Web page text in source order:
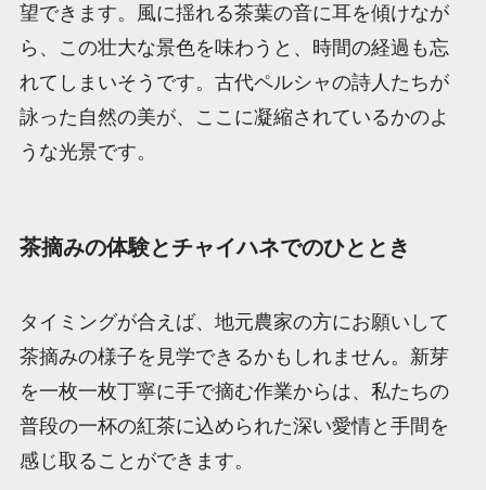
望できます。風に揺れる茶葉の音に耳を傾けなが
ら、この壮大な景色を味わうと、時間の経過も忘
れてしまいそうです。古代ペルシャの詩人たちが
詠った自然の美が、ここに凝縮されているかのよ
うな光景です。
茶摘みの体験とチャイハネでのひととき
タイミングが合えば、地元農家の方にお願いして
茶摘みの様子を見学できるかもしれません。新芽
を一枚一枚丁寧に手で摘む作業からは、私たちの
普段の一杯の紅茶に込められた深い愛情と手間を
感じ取ることができます。